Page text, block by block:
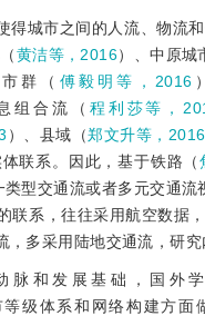
得城市之间的人流、物流
黄洁等，2016）、中原城
群（ 傅毅明等，2016
组合流（ 程利莎等，
）、县域（郑文升等，2016
联系。因此，基于铁路（
类型交通流或者多元交通流
联系，往往采用航空数
多采用陆地交通流，研究
脉和发展基础，国外
级体系和网络构建方面